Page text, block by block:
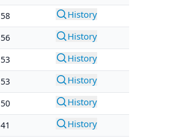
58 History
56 History
53 History
53 History
50 History
41 History